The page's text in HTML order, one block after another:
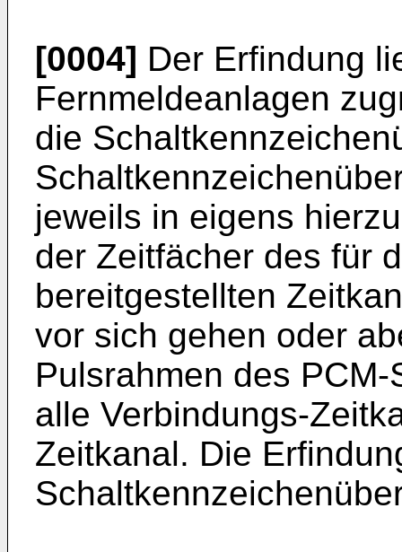
[0004] Der Erfindung
Fernmeldeanlagen
die
jeweils in eigens
der Zeitfächer des für
bereitgestellten
vor sich gehen oder
Pulsrahmen des
alle Verbindungs-
Zeitkanal. Die